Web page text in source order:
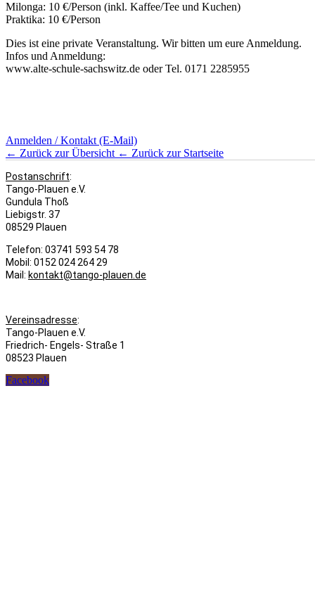
Milonga: 10 €/Person (inkl. Kaffee/Tee und Kuchen)
Praktika: 10 €/Person
Dies ist eine private Veranstaltung. Wir bitten um eure Anmeldung.
Infos und Anmeldung:
www.alte-schule-sachswitz.de oder Tel. 0171 2285955
Anmelden / Kontakt (E-Mail)
← Zurück zur Übersicht ← Zurück zur Startseite
Postanschrift:
Tango-Plauen e.V.
Gundula Thoß
Liebigstr. 37
08529 Plauen
Telefon: 03741 593 54 78
Mobil: 0152 024 264 29
Mail: kontakt@tango-plauen.de
Vereinsadresse:
Tango-Plauen e.V.
Friedrich- Engels- Straße 1
08523 Plauen
Facebook